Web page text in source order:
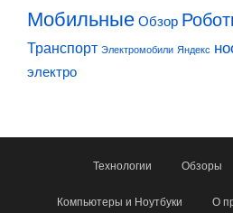
МобильныеОбзор
Транспорт Электромобили Яндекс
электро
Технологии Обзоры
Компьютеры и Ноутбуки О